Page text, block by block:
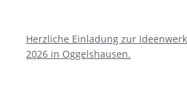
Herzliche Einladung zur
2026 in Oggelshausen.